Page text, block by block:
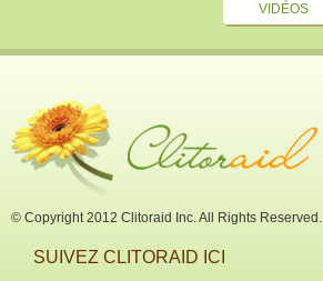
VIDÉOS
© Copyright 2012 Clitoraid Inc. All Rights Reserved.
SUIVEZ CLITORAID ICI